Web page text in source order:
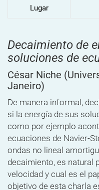
Lugar
Decaimiento de
soluciones de
César Niche
Janeiro)
De manera informal,
si la energía de sus
como por ejemplo
ecuaciones de Navier-
ondas no lineal
decaimiento, es natural
velocidad y cual es el
objetivo de esta charla